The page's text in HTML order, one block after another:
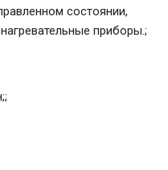
состоянии,
приборы.;
;